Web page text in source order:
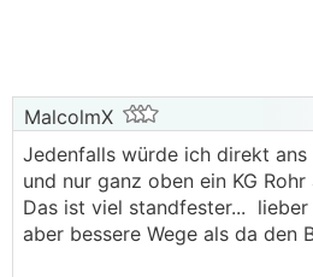
MalcolmX
Jedenfalls würde ich direkt
und nur ganz oben ein KG
Das ist viel standfester...
aber bessere Wege als da den